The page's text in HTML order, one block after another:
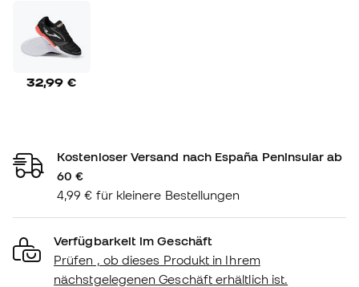
32,99 €
Kostenloser Versand nach España Peninsular ab
60 €
4,99 € für kleinere Bestellungen
Verfügbarkeit im Geschäft
Prüfen , ob dieses Produkt in Ihrem
nächstgelegenen Geschäft erhältlich ist.